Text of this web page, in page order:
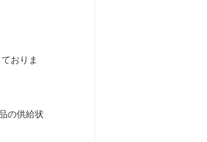
おりま
の供給状